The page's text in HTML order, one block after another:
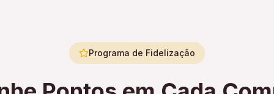
Programa de Fidelização